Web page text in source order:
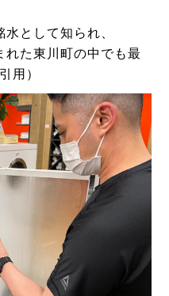
として知られ、
れた東川町の中でも最
用）